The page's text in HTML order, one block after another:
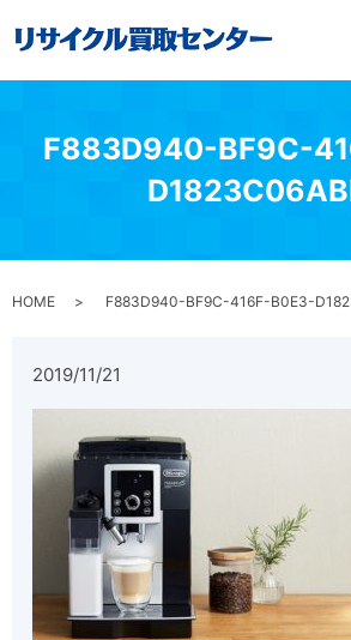
F883D940-BF9C-
HOME F883D940-BF9C-416F-B0E3-
2019/11/21